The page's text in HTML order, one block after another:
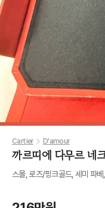
Cartier D'amour
까르띠에 다무르 네
스몰, 로즈/핑크골드, 세미 파